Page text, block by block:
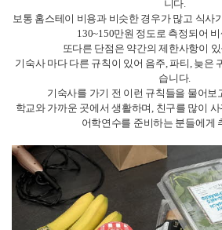
[캐나다] dayeong 리포터의 다른
캐나다 토론토 ILAC 어학원 네 달 솔직
토론토에서 꼭 가야하는 장소
토론토 겨울 준비물 체크리스트!
캐나다 토론토 주요 마트 장단점 총정리
토론토에서 몬트리올, 퀘백 가는 법
토론토의 가을을 느끼다 !!